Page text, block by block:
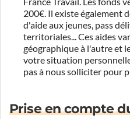
200€. Il existe également
d'aide aux jeunes, pass
territoriales... Ces aides
géographique à l'autre et
votre situation
pas à nous solliciter pour
Prise en compte